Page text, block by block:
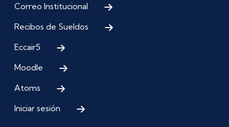
Correo Institucional
Recibos de Sueldos
Eccair5
Moodle
Atoms
Iniciar sesión